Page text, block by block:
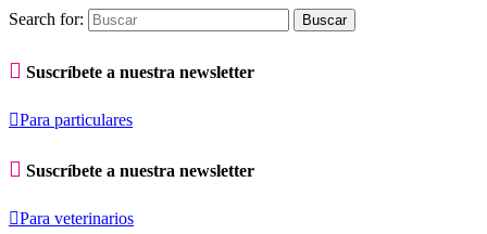
Search for:
 Suscríbete a nuestra newsletter
Para particulares
 Suscríbete a nuestra newsletter
Para veterinarios